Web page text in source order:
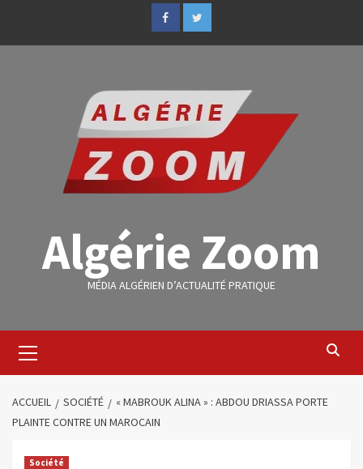
Algérie Zoom
MÉDIA ALGÉRIEN D’ACTUALITÉ PRATIQUE
ACCUEIL SOCIÉTÉ
« MABROUK ALINA » : ABDOU DRIASSA PORTE
PLAINTE CONTRE UN MAROCAIN
Société